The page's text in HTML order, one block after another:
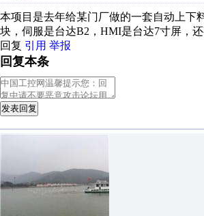
本项目是去年给某门厂做的一套自动上下
块，伺服是台达B2，HMI是台达7寸屏，
回复 引用 举报
回复本条
发表回复